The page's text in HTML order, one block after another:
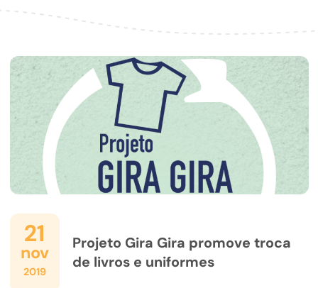
21
nov
2019
Projeto Gira Gira promove troca
de livros e uniformes